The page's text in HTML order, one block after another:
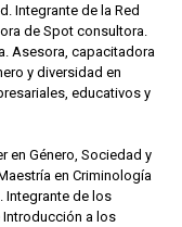
Integrante de la Red
de Spot consultora.
Asesora, capacitadora
y diversidad en
educativos y
en Género, Sociedad y
en Criminología
Integrante de los
Introducción a los